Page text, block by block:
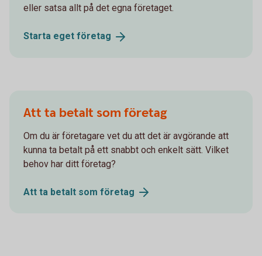
eller satsa allt på det egna företaget.
Starta eget företag
Att ta betalt som företag
Om du är företagare vet du att det är avgörande att
kunna ta betalt på ett snabbt och enkelt sätt. Vilket
behov har ditt företag?
Att ta betalt som företag